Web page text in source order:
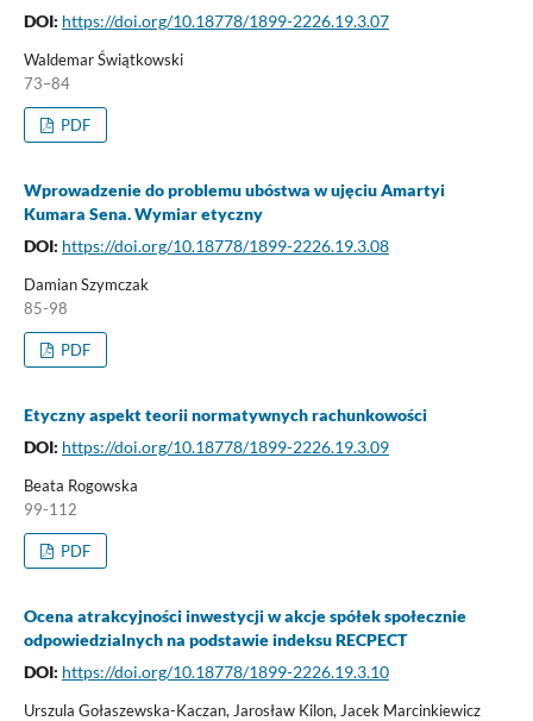
DOI: https://doi.org/10.18778/1899-2226.19.3.07
Waldemar Świątkowski
73–84
PDF
Wprowadzenie do problemu ubóstwa w ujęciu Amartyi
Kumara Sena. Wymiar etyczny
DOI: https://doi.org/10.18778/1899-2226.19.3.08
Damian Szymczak
85-98
PDF
Etyczny aspekt teorii normatywnych rachunkowości
DOI: https://doi.org/10.18778/1899-2226.19.3.09
Beata Rogowska
99-112
PDF
Ocena atrakcyjności inwestycji w akcje spółek społecznie
odpowiedzialnych na podstawie indeksu RECPECT
DOI: https://doi.org/10.18778/1899-2226.19.3.10
Urszula Gołaszewska-Kaczan, Jarosław Kilon, Jacek Marcinkiewicz